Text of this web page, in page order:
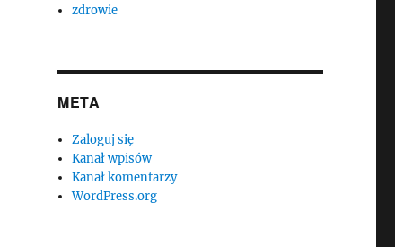
zdrowie
META
Zaloguj się
Kanał wpisów
Kanał komentarzy
WordPress.org